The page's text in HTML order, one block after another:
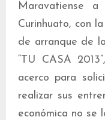
Maravatiense
Curinhuato, con
de arranque de
“TU CASA
acerco para
realizar sus
económica no se